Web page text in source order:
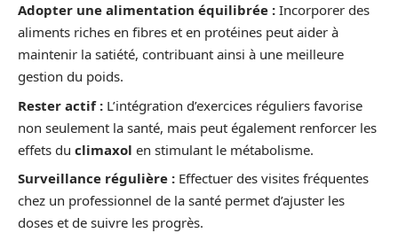
Adopter une alimentation équilibrée : Incorporer des
aliments riches en fibres et en protéines peut aider à
maintenir la satiété, contribuant ainsi à une meilleure
gestion du poids.
Rester actif : L’intégration d’exercices réguliers favorise
non seulement la santé, mais peut également renforcer les
effets du climaxol en stimulant le métabolisme.
Surveillance régulière : Effectuer des visites fréquentes
chez un professionnel de la santé permet d’ajuster les
doses et de suivre les progrès.